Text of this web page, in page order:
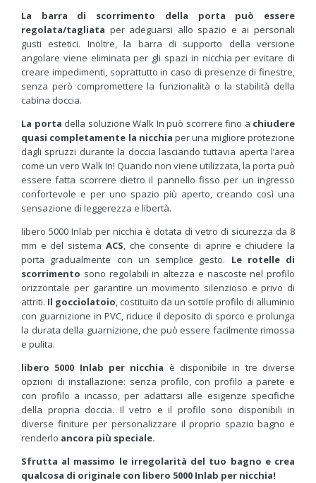
La barra di scorrimento della porta può essere
regolata/tagliata per adeguarsi allo spazio e ai personali
gusti estetici. Inoltre, la barra di supporto della versione
angolare viene eliminata per gli spazi in nicchia per evitare di
creare impedimenti, soprattutto in caso di presenze di finestre,
senza però compromettere la funzionalità o la stabilità della
cabina doccia.
La porta della soluzione Walk In può scorrere fino a chiudere
quasi completamente la nicchia per una migliore protezione
dagli spruzzi durante la doccia lasciando tuttavia aperta l’area
come un vero Walk In! Quando non viene utilizzata, la porta può
essere fatta scorrere dietro il pannello fisso per un ingresso
confortevole e per uno spazio più aperto, creando così una
sensazione di leggerezza e libertà.
libero 5000 Inlab per nicchia è dotata di vetro di sicurezza da 8
mm e del sistema ACS, che consente di aprire e chiudere la
porta gradualmente con un semplice gesto. Le rotelle di
scorrimento sono regolabili in altezza e nascoste nel profilo
orizzontale per garantire un movimento silenzioso e privo di
attriti. Il gocciolatoio, costituito da un sottile profilo di alluminio
con guarnizione in PVC, riduce il deposito di sporco e prolunga
la durata della guarnizione, che può essere facilmente rimossa
e pulita.
libero 5000 Inlab per nicchia è disponibile in tre diverse
opzioni di installazione: senza profilo, con profilo a parete e
con profilo a incasso, per adattarsi alle esigenze specifiche
della propria doccia. Il vetro e il profilo sono disponibili in
diverse finiture per personalizzare il proprio spazio bagno e
renderlo ancora più speciale.
Sfrutta al massimo le irregolarità del tuo bagno e crea
qualcosa di originale con libero 5000 Inlab per nicchia!